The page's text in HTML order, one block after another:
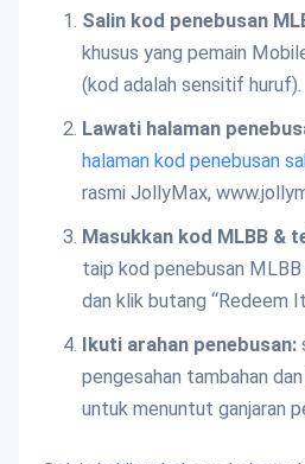
Salin kod penebusan
khusus yang pemain
(kod adalah sensitif huruf).
Lawati halaman
halaman kod penebusan
rasmi JollyMax,
Masukkan kod MLBB &
taip kod penebusan
dan klik butang “Redeem
Ikuti arahan penebusan:
pengesahan tambahan
untuk menuntut ganjaran